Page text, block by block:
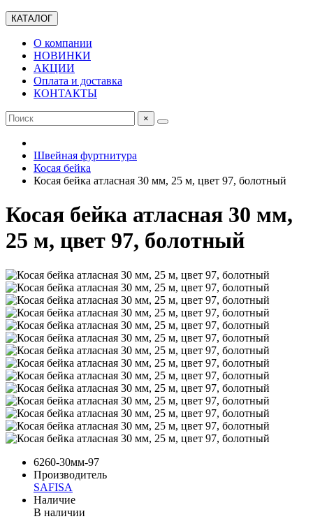
КАТАЛОГ
О компании
НОВИНКИ
АКЦИИ
Оплата и доставка
КОНТАКТЫ
×
Швейная фуртнитура
Косая бейка
Косая бейка атласная 30 мм, 25 м, цвет 97, болотный
Косая бейка атласная 30 мм,
25 м, цвет 97, болотный
6260-30мм-97
Производитель
SAFISA
Наличие
В наличии